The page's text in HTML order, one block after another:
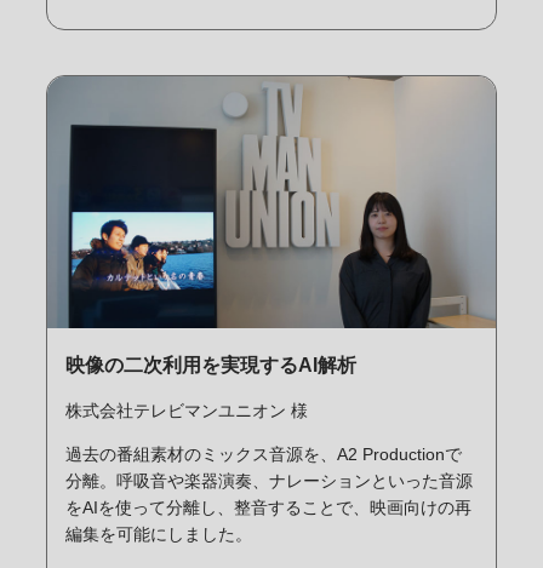
映像の二次利用を実現するAI解析
株式会社テレビマンユニオン 様
過去の番組素材のミックス音源を、A2 Productionで
分離。呼吸音や楽器演奏、ナレーションといった音源
をAIを使って分離し、整音することで、映画向けの再
編集を可能にしました。